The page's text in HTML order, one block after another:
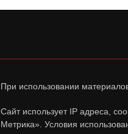
При использовании
Сайт использует IP адреса,
Метрика». Условия